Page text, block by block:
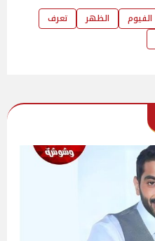
الفيوم الظهر
تعرف